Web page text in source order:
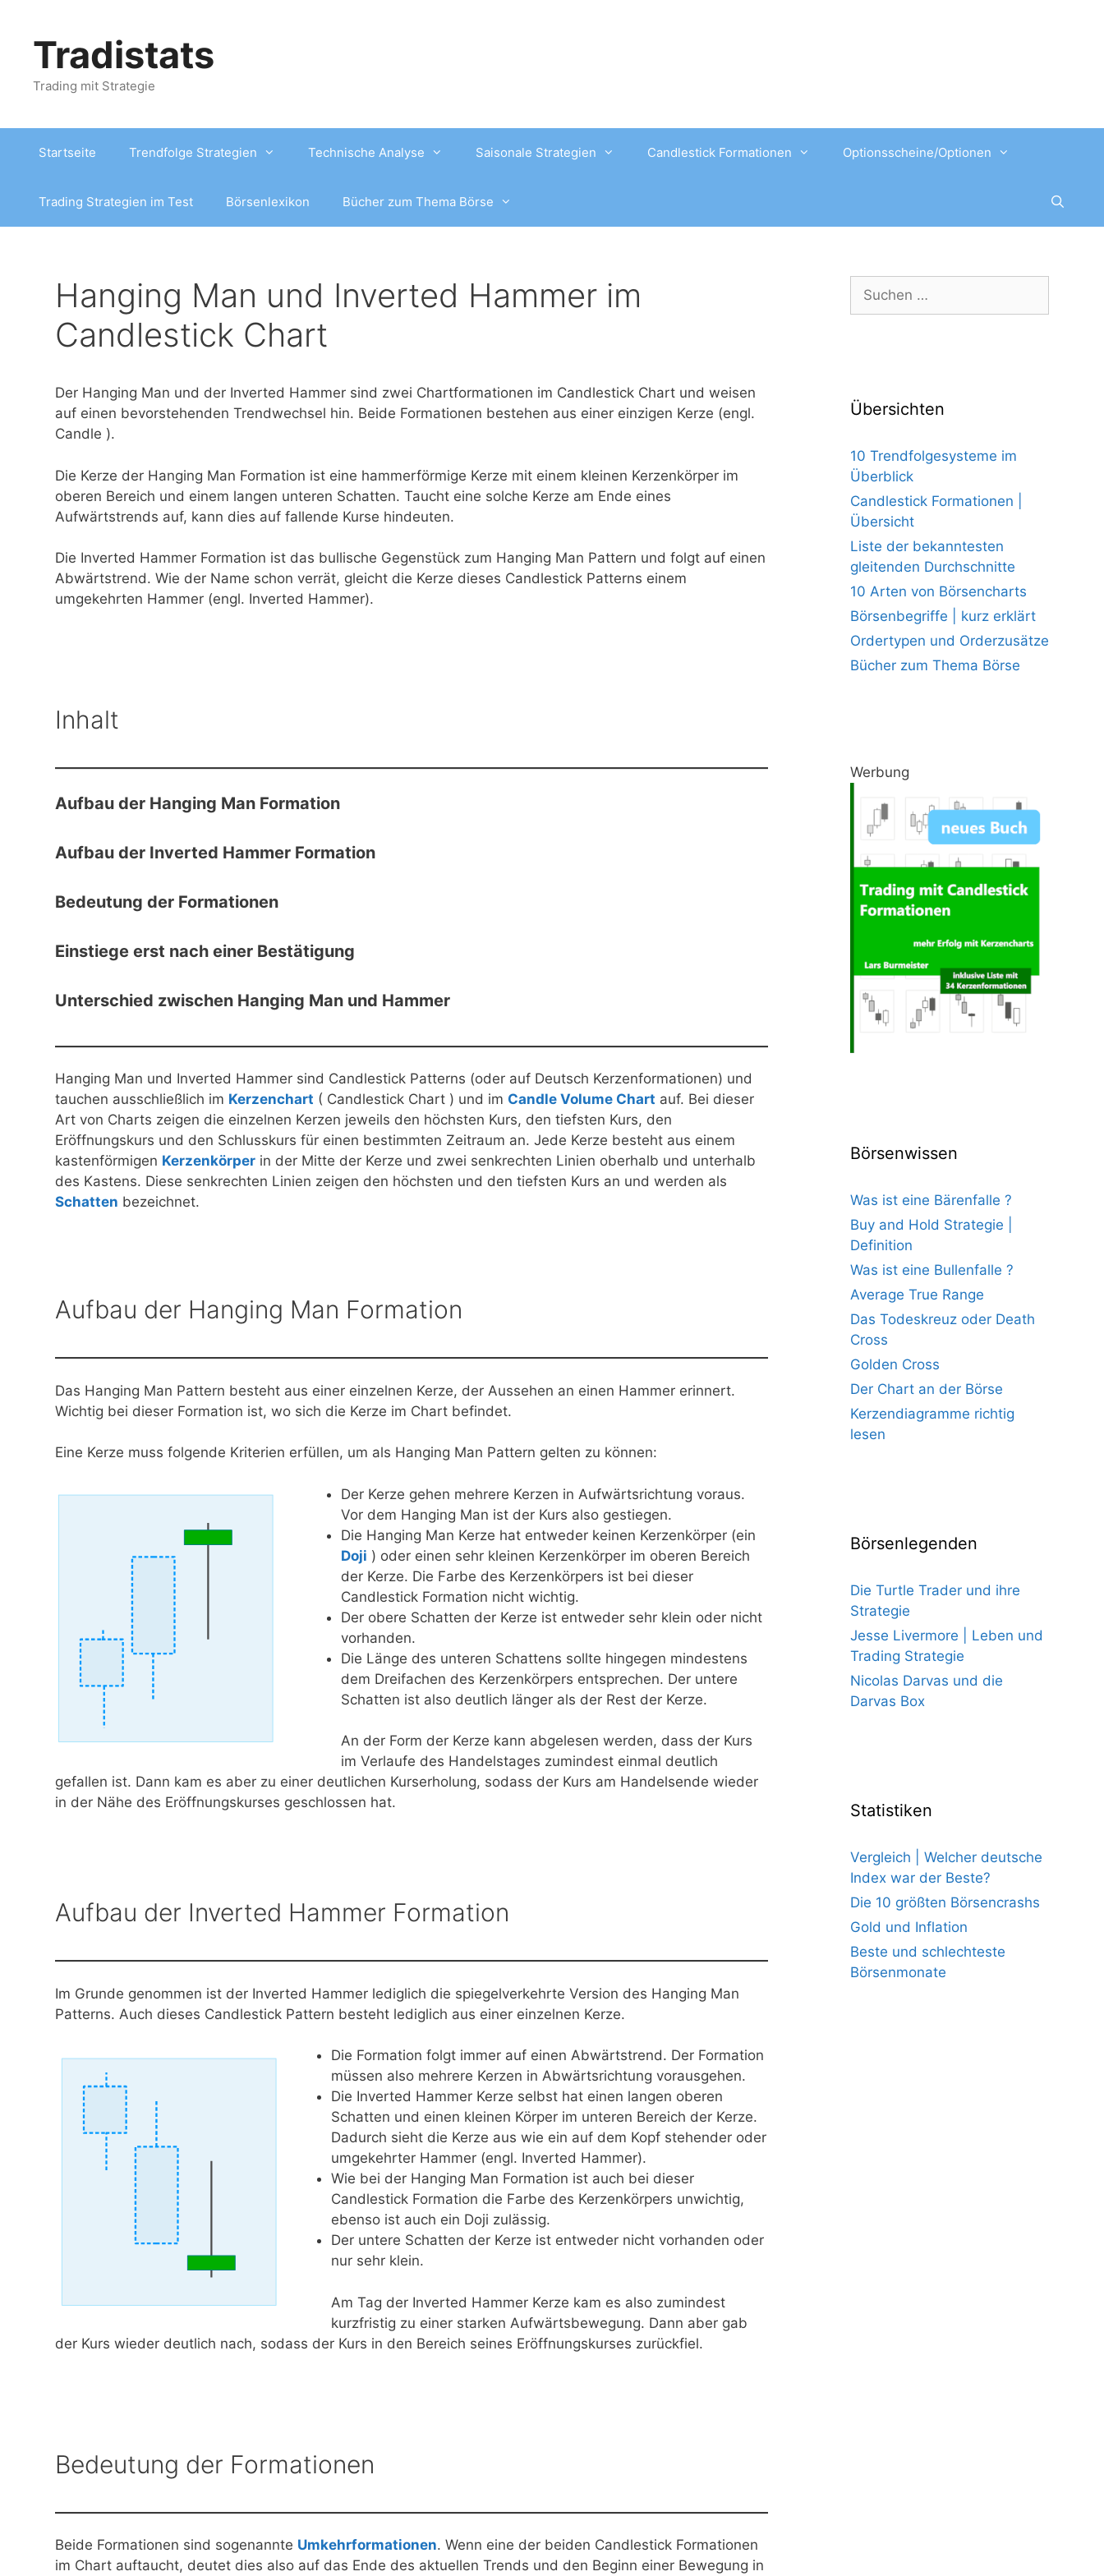
springenTradistats
Trading mit Strategie
Startseite Trendfolge Strategien Technische Analyse Saisonale Strategien Candlestick Formationen Optionsscheine/Optionen
Trading Strategien im Test Börsenlexikon Bücher zum Thema Börse
Hanging Man und Inverted Hammer im
Candlestick Chart
Der Hanging Man und der Inverted Hammer sind zwei Chartformationen im Candlestick Chart und weisen
auf einen bevorstehenden Trendwechsel hin. Beide Formationen bestehen aus einer einzigen Kerze (engl.
Candle ).
Die Kerze der Hanging Man Formation ist eine hammerförmige Kerze mit einem kleinen Kerzenkörper im
oberen Bereich und einem langen unteren Schatten. Taucht eine solche Kerze am Ende eines
Aufwärtstrends auf, kann dies auf fallende Kurse hindeuten.
Die Inverted Hammer Formation ist das bullische Gegenstück zum Hanging Man Pattern und folgt auf einen
Abwärtstrend. Wie der Name schon verrät, gleicht die Kerze dieses Candlestick Patterns einem
umgekehrten Hammer (engl. Inverted Hammer).
Inhalt
Aufbau der Hanging Man Formation
Aufbau der Inverted Hammer Formation
Bedeutung der Formationen
Einstiege erst nach einer Bestätigung
Unterschied zwischen Hanging Man und Hammer
Hanging Man und Inverted Hammer sind Candlestick Patterns (oder auf Deutsch Kerzenformationen) und
tauchen ausschließlich im Kerzenchart ( Candlestick Chart ) und im Candle Volume Chart auf. Bei dieser
Art von Charts zeigen die einzelnen Kerzen jeweils den höchsten Kurs, den tiefsten Kurs, den
Eröffnungskurs und den Schlusskurs für einen bestimmten Zeitraum an. Jede Kerze besteht aus einem
kastenförmigen Kerzenkörper in der Mitte der Kerze und zwei senkrechten Linien oberhalb und unterhalb
des Kastens. Diese senkrechten Linien zeigen den höchsten und den tiefsten Kurs an und werden als
Schatten bezeichnet.
Aufbau der Hanging Man Formation
Das Hanging Man Pattern besteht aus einer einzelnen Kerze, der Aussehen an einen Hammer erinnert.
Wichtig bei dieser Formation ist, wo sich die Kerze im Chart befindet.
Eine Kerze muss folgende Kriterien erfüllen, um als Hanging Man Pattern gelten zu können:
Der Kerze gehen mehrere Kerzen in Aufwärtsrichtung voraus.
Vor dem Hanging Man ist der Kurs also gestiegen.
Die Hanging Man Kerze hat entweder keinen Kerzenkörper (ein
Doji ) oder einen sehr kleinen Kerzenkörper im oberen Bereich
der Kerze. Die Farbe des Kerzenkörpers ist bei dieser
Candlestick Formation nicht wichtig.
Der obere Schatten der Kerze ist entweder sehr klein oder nicht
vorhanden.
Die Länge des unteren Schattens sollte hingegen mindestens
dem Dreifachen des Kerzenkörpers entsprechen. Der untere
Schatten ist also deutlich länger als der Rest der Kerze.
An der Form der Kerze kann abgelesen werden, dass der Kurs
im Verlaufe des Handelstages zumindest einmal deutlich
gefallen ist. Dann kam es aber zu einer deutlichen Kurserholung, sodass der Kurs am Handelsende wieder
in der Nähe des Eröffnungskurses geschlossen hat.
Aufbau der Inverted Hammer Formation
Im Grunde genommen ist der Inverted Hammer lediglich die spiegelverkehrte Version des Hanging Man
Patterns. Auch dieses Candlestick Pattern besteht lediglich aus einer einzelnen Kerze.
Die Formation folgt immer auf einen Abwärtstrend. Der Formation
müssen also mehrere Kerzen in Abwärtsrichtung vorausgehen.
Die Inverted Hammer Kerze selbst hat einen langen oberen
Schatten und einen kleinen Körper im unteren Bereich der Kerze.
Dadurch sieht die Kerze aus wie ein auf dem Kopf stehender oder
umgekehrter Hammer (engl. Inverted Hammer).
Wie bei der Hanging Man Formation ist auch bei dieser
Candlestick Formation die Farbe des Kerzenkörpers unwichtig,
ebenso ist auch ein Doji zulässig.
Der untere Schatten der Kerze ist entweder nicht vorhanden oder
nur sehr klein.
Am Tag der Inverted Hammer Kerze kam es also zumindest
kurzfristig zu einer starken Aufwärtsbewegung. Dann aber gab
der Kurs wieder deutlich nach, sodass der Kurs in den Bereich seines Eröffnungskurses zurückfiel.
Bedeutung der Formationen
Beide Formationen sind sogenannte Umkehrformationen. Wenn eine der beiden Candlestick Formationen
im Chart auftaucht, deutet dies also auf das Ende des aktuellen Trends und den Beginn einer Bewegung in
Suchen
nach:
Übersichten
10 Trendfolgesysteme im
Überblick
Candlestick Formationen |
Übersicht
Liste der bekanntesten
gleitenden Durchschnitte
10 Arten von Börsencharts
Börsenbegriffe | kurz erklärt
Ordertypen und Orderzusätze
Bücher zum Thema Börse
Werbung
Börsenwissen
Was ist eine Bärenfalle ?
Buy and Hold Strategie |
Definition
Was ist eine Bullenfalle ?
Average True Range
Das Todeskreuz oder Death
Cross
Golden Cross
Der Chart an der Börse
Kerzendiagramme richtig
lesen
Börsenlegenden
Die Turtle Trader und ihre
Strategie
Jesse Livermore | Leben und
Trading Strategie
Nicolas Darvas und die
Darvas Box
Statistiken
Vergleich | Welcher deutsche
Index war der Beste?
Die 10 größten Börsencrashs
Gold und Inflation
Beste und schlechteste
Börsenmonate